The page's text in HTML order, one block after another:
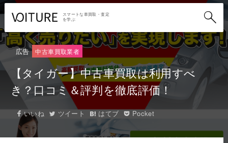
スマートな車買取・査定
を学ぶ
広告 中古車買取業者
【タイガー】中古車買取は利用すべ
き？口コミ＆評判を徹底評価！
いいね ツイート はてブ Pocket